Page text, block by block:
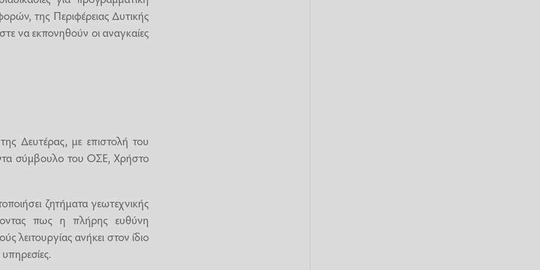
της Περιφέρειας Δυτικής
να εκπονηθούν οι αναγκαίες
Δευτέρας, με επιστολή του
σύμβουλο του ΟΣΕ, Χρήστο
ζητήματα γεωτεχνικής
πως η πλήρης ευθύνη
ανήκει στον ίδιο